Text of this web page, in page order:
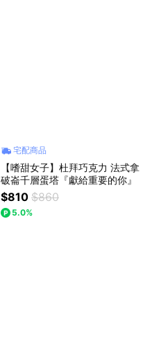
宅配商品
【嗜甜女子】杜拜巧克力 法式拿
破崙千層蛋塔『獻給重要的你』
$810 $860
5.0%